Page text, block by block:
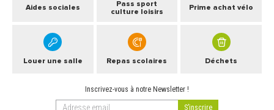
Aides sociales
Pass sport
culture loisirs
Prime achat vélo
Louer une salle Repas scolaires Déchets
Inscrivez-vous à notre Newsletter !